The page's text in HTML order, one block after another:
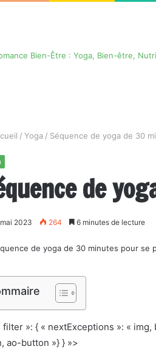
/ Yoga / Séquence de yoga de 30
de
2023 264 6 minutes de lecture
filter »: { « nextExceptions »: «
ao-button »} } »>